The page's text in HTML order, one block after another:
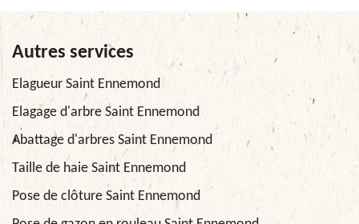
Autres services
Elagueur Saint Ennemond
Elagage d'arbre Saint Ennemond
Abattage d'arbres Saint Ennemond
Taille de haie Saint Ennemond
Pose de clôture Saint Ennemond